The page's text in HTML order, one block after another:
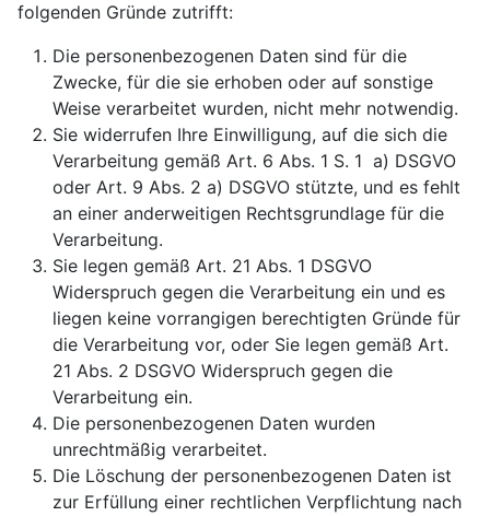
folgenden Gründe zutrifft:
Die personenbezogenen Daten sind für die
Zwecke, für die sie erhoben oder auf sonstige
Weise verarbeitet wurden, nicht mehr notwendig.
Sie widerrufen Ihre Einwilligung, auf die sich die
Verarbeitung gemäß Art. 6 Abs. 1 S. 1 a) DSGVO
oder Art. 9 Abs. 2 a) DSGVO stützte, und es fehlt
an einer anderweitigen Rechtsgrundlage für die
Verarbeitung.
Sie legen gemäß Art. 21 Abs. 1 DSGVO
Widerspruch gegen die Verarbeitung ein und es
liegen keine vorrangigen berechtigten Gründe für
die Verarbeitung vor, oder Sie legen gemäß Art.
21 Abs. 2 DSGVO Widerspruch gegen die
Verarbeitung ein.
Die personenbezogenen Daten wurden
unrechtmäßig verarbeitet.
Die Löschung der personenbezogenen Daten ist
zur Erfüllung einer rechtlichen Verpflichtung nach